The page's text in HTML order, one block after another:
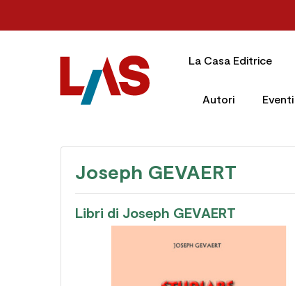
La Casa Editrice
Autori Eventi
Joseph GEVAERT
Libri di Joseph GEVAERT